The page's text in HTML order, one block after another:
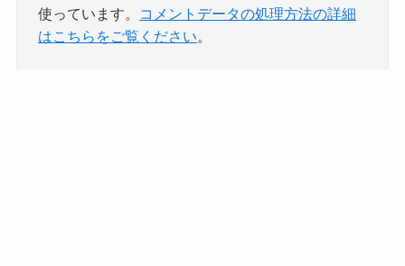
使っています。
コメントデータの処理方法の詳細
はこちらをご覧ください。